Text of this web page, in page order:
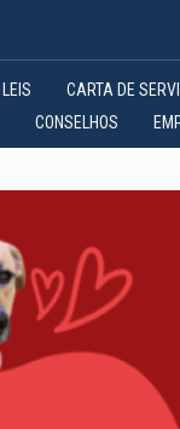
LEIS CARTA DE
CONSELHOS